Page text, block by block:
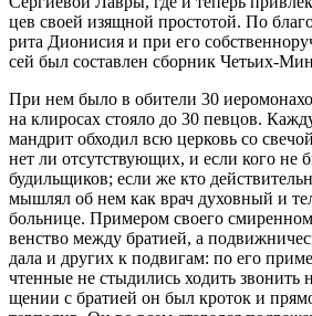
цев сво­ей изящ­ной про­сто­той. По
ри­та Ди­о­ни­сия и при его
сей был со­став­лен сбор­ник Че­тьих-
При нем бы­ло в оби­те­ли 30
на кли­ро­сах сто­я­ло до 30 пев­цов.
манд­рит об­хо­дил всю цер­ковь со
нет ли от­сут­ству­ю­щих, и ес­ли ко­го не
бу­диль­щи­ков; ес­ли же кто
мыш­лял об нем как врач ду­хов­ный и
боль­ни­це. При­ме­ром сво­е­го
вен­ство меж­ду бра­ти­ей, а
да­ла и дру­гих к по­дви­гам: по его
чтен­ные не сты­ди­лись хо­дить
ще­нии с бра­ти­ей он был кро­ток и